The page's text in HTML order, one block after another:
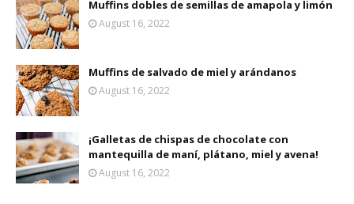
Muffins dobles de semillas de amapola y limón
August 16, 2022
Muffins de salvado de miel y arándanos
August 16, 2022
¡Galletas de chispas de chocolate con
mantequilla de maní, plátano, miel y avena!
August 16, 2022